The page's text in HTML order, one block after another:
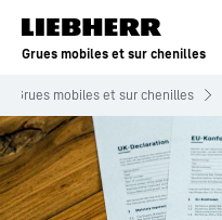
Grues mobiles et sur chenilles
Grues mobiles et sur chenilles